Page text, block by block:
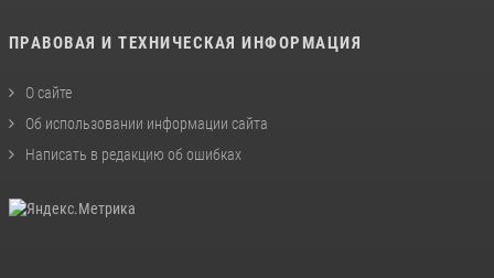
ПРАВОВАЯ И ТЕХНИЧЕСКАЯ ИНФОРМАЦИЯ
О сайте
Об использовании информации сайта
Написать в редакцию об ошибках